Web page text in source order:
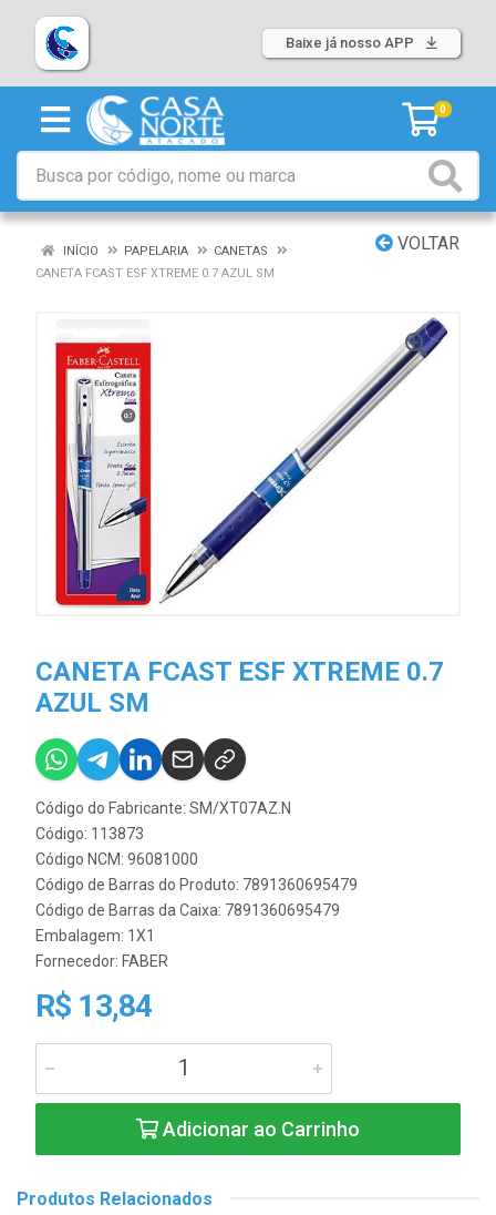
Baixe já nosso APP
0
VOLTAR
INÍCIO PAPELARIA
CANETAS
CANETA FCAST ESF XTREME 0.7 AZUL SM
CANETA FCAST ESF XTREME 0.7
AZUL SM
Código do Fabricante: SM/XT07AZ.N
Código: 113873
Código NCM: 96081000
Código de Barras do Produto: 7891360695479
Código de Barras da Caixa: 7891360695479
Embalagem: 1X1
Fornecedor: FABER
R$ 13,84
Adicionar ao Carrinho
Produtos Relacionados